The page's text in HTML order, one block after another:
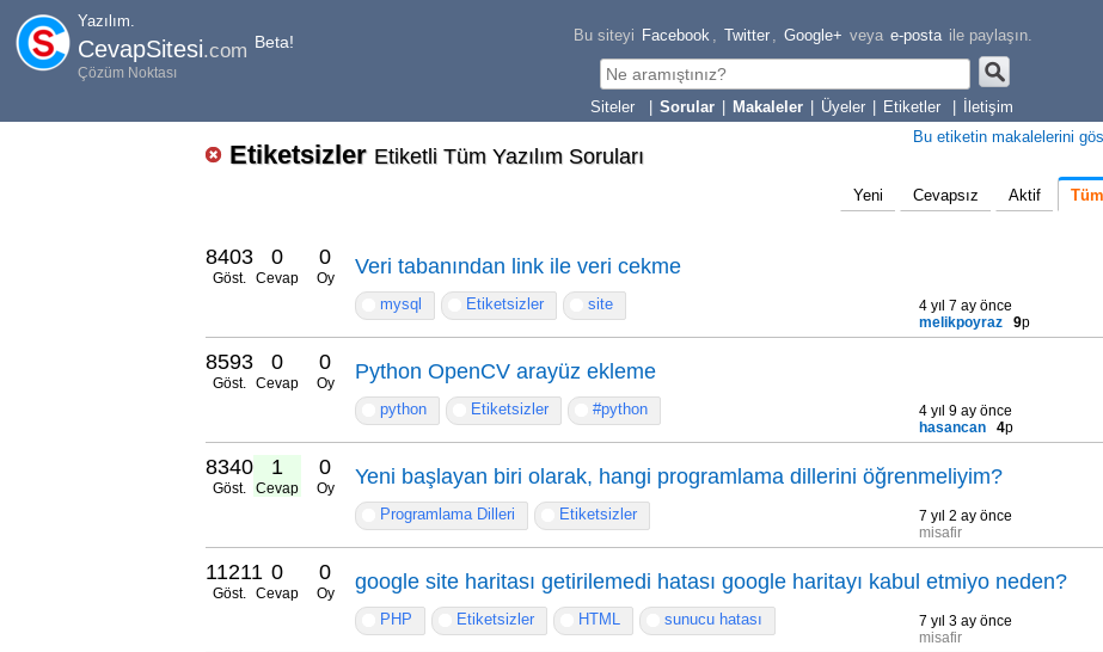
Yazılım.
CevapSitesi.com Beta!
Çözüm Noktası
Bu siteyi Facebook , Twitter , Google+ veya e-posta ile paylaşın.
Sorular Makaleler Üyeler Etiketler İletişim
Etiketsizler Etiketli Tüm Yazılım Soruları
Bu etiketin makalelerini
Yeni Cevapsız Aktif
8403
Göst.
0
Cevap
0
Oy Veri tabanından link ile veri cekme
mysql Etiketsizler site
4 yıl 7 ay önce
melikpoyraz
9p
8593
Göst.
0
Cevap
0
Oy Python OpenCV arayüz ekleme
python Etiketsizler #python
4 yıl 9 ay önce
hasancan
4p
8340
Göst.
1
Cevap
0
Oy Yeni başlayan biri olarak, hangi programlama dillerini öğrenmeliyim?
Programlama Dilleri Etiketsizler
7 yıl 2 ay önce
misafir
11211
Göst.
0
Cevap
0
Oy google site haritası getirilemedi hatası google haritayı kabul etmiyo neden?
PHP Etiketsizler HTML sunucu hatası
7 yıl 3 ay önce
misafir